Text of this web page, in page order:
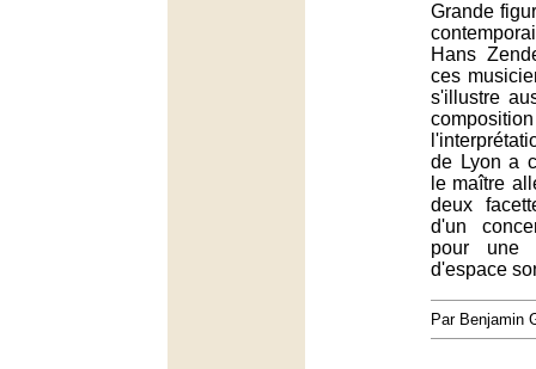
Grande
Hans
ces
s'illustre
de Lyon a
le maître
deux
d'un
pour une
d'espace
Par Benjamin